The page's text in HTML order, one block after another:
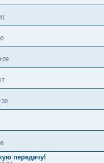
передачу!